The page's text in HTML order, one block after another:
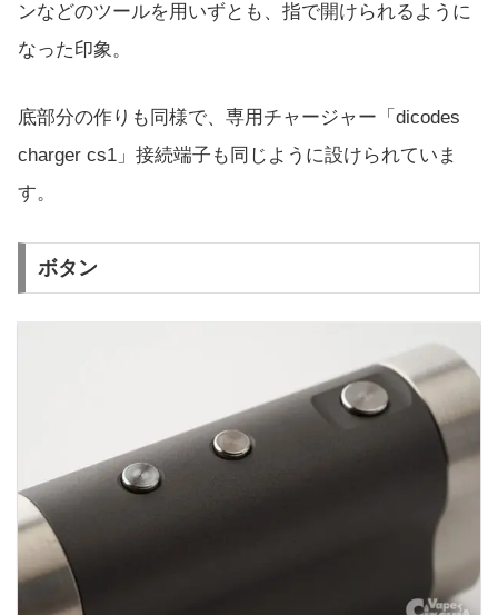
ンなどのツールを用いずとも、指で開けられるように
なった印象。
底部分の作りも同様で、専用チャージャー「dicodes
charger cs1」接続端子も同じように設けられていま
す。
ボタン